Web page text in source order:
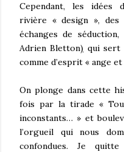
Cependant, les idées
rivière « design », des
échanges de
Adrien Bletton) qui sert
comme d’esprit « ange
On plonge dans cette
fois par la tirade «
inconstants… » et
l’orgueil qui nous
confondues. Je quitte